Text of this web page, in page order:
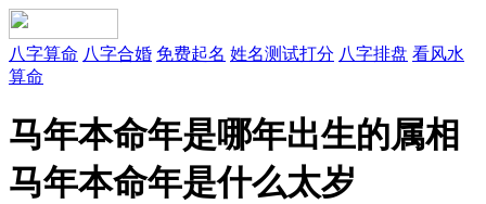
八字算命 八字合婚 免费起名 姓名测试打分 八字排盘 看风水
算命
马年本命年是哪年出生的属相
马年本命年是什么太岁